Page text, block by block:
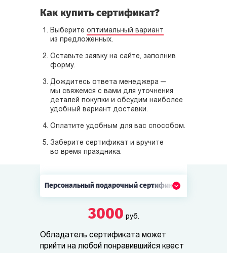
Как купить сертификат?
Выберите оптимальный вариант
из предложенных.
Оставьте заявку на сайте, заполнив
форму.
Дождитесь ответа менеджера —
мы свяжемся с вами для уточнения
деталей покупки и обсудим наиболее
удобный вариант доставки.
Оплатите удобным для вас способом.
Заберите сертификат и вручите
во время праздника.
Персональныйподарочный сертификат
3000 руб.
Обладатель сертификата может
прийти на любой понравившийся квест